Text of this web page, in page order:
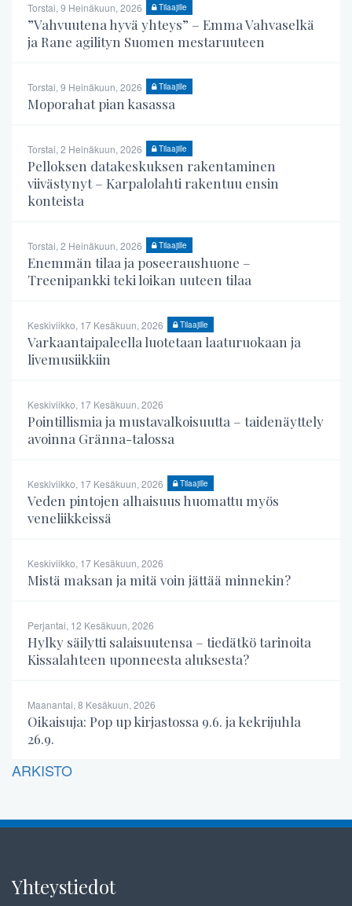
Torstai, 9 Heinäkuun, 2026 Tilaajille
”Vahvuutena hyvä yhteys” – Emma Vahvaselkä
ja Rane agilityn Suomen mestaruuteen
Torstai, 9 Heinäkuun, 2026 Tilaajille
Moporahat pian kasassa
Torstai, 2 Heinäkuun, 2026 Tilaajille
Pelloksen datakeskuksen rakentaminen
viivästynyt – Karpalolahti rakentuu ensin
konteista
Torstai, 2 Heinäkuun, 2026 Tilaajille
Enemmän tilaa ja poseeraushuone –
Treenipankki teki loikan uuteen tilaa
Keskiviikko, 17 Kesäkuun, 2026 Tilaajille
Varkaantaipaleella luotetaan laaturuokaan ja
livemusiikkiin
Keskiviikko, 17 Kesäkuun, 2026
Pointillismia ja mustavalkoisuutta – taidenäyttely
avoinna Gränna-talossa
Keskiviikko, 17 Kesäkuun, 2026 Tilaajille
Veden pintojen alhaisuus huomattu myös
veneliikkeissä
Keskiviikko, 17 Kesäkuun, 2026
Mistä maksan ja mitä voin jättää minnekin?
Perjantai, 12 Kesäkuun, 2026
Hylky säilytti salaisuutensa – tiedätkö tarinoita
Kissalahteen uponneesta aluksesta?
Maanantai, 8 Kesäkuun, 2026
Oikaisuja: Pop up kirjastossa 9.6. ja kekrijuhla
26.9.
ARKISTO
Yhteystiedot